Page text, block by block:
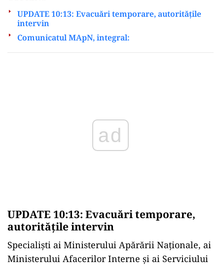
UPDATE 10:13: Evacuări temporare, autoritățile
intervin
Comunicatul MApN, integral:
UPDATE 10:13: Evacuări temporare,
autoritățile intervin
Specialiști ai Ministerului Apărării Naționale, ai
Ministerului Afacerilor Interne și ai Serviciului